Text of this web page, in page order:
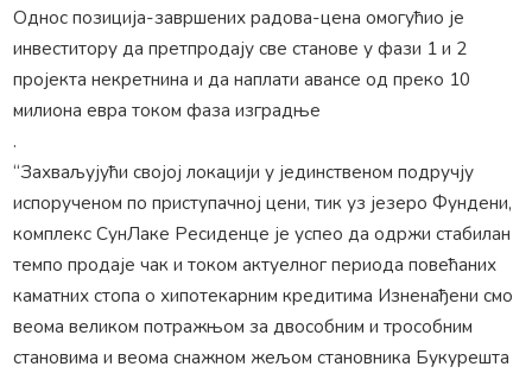
Однос позиција-завршених радова-цена омогућио је
инвеститору да претпродају све станове у фази 1 и 2
пројекта некретнина и да наплати авансе од преко 10
милиона евра током фаза изградње
.
“Захваљујући својој локацији у јединственом подручју
испорученом по приступачној цени, тик уз језеро Фундени,
комплекс СунЛаке Ресиденце је успео да одржи стабилан
темпо продаје чак и током актуелног периода повећаних
каматних стопа о хипотекарним кредитима Изненађени смо
веома великом потражњом за двособним и трособним
становима и веома снажном жељом становника Букурешта